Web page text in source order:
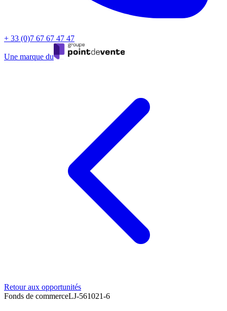
+ 33 (0)7 67 67 47 47
Une marque du
Retour aux opportunités
Fonds de commerceLJ-561021-6